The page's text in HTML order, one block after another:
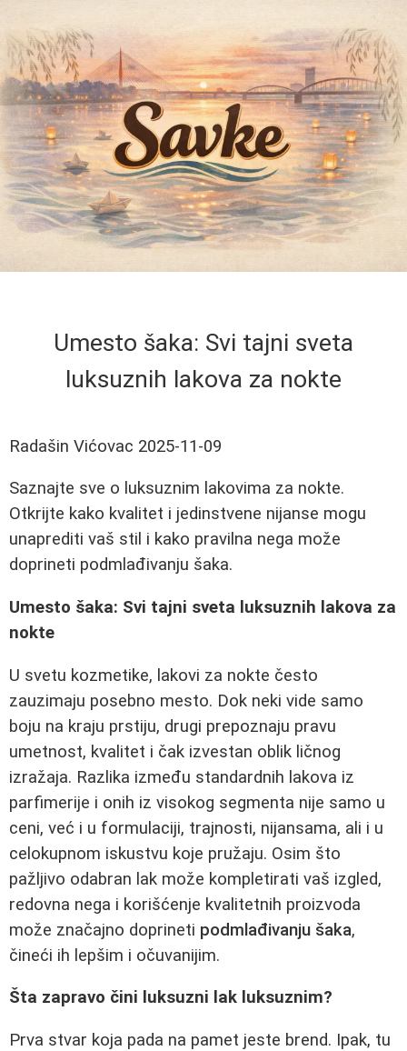
Umesto šaka: Svi tajni sveta
luksuznih lakova za nokte
Radašin Vićovac 2025-11-09
Saznajte sve o luksuznim lakovima za nokte.
Otkrijte kako kvalitet i jedinstvene nijanse mogu
unaprediti vaš stil i kako pravilna nega može
doprineti podmlađivanju šaka.
Umesto šaka: Svi tajni sveta luksuznih lakova za
nokte
U svetu kozmetike, lakovi za nokte često
zauzimaju posebno mesto. Dok neki vide samo
boju na kraju prstiju, drugi prepoznaju pravu
umetnost, kvalitet i čak izvestan oblik ličnog
izražaja. Razlika između standardnih lakova iz
parfimerije i onih iz visokog segmenta nije samo u
ceni, već i u formulaciji, trajnosti, nijansama, ali i u
celokupnom iskustvu koje pružaju. Osim što
pažljivo odabran lak može kompletirati vaš izgled,
redovna nega i korišćenje kvalitetnih proizvoda
može značajno doprineti podmlađivanju šaka,
čineći ih lepšim i očuvanijim.
Šta zapravo čini luksuzni lak luksuznim?
Prva stvar koja pada na pamet jeste brend. Ipak, tu